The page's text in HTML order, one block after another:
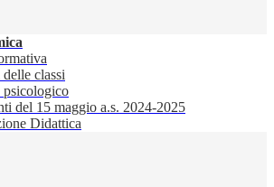
classi
psicologico
del 15 maggio a.s. 2024-2025
Didattica